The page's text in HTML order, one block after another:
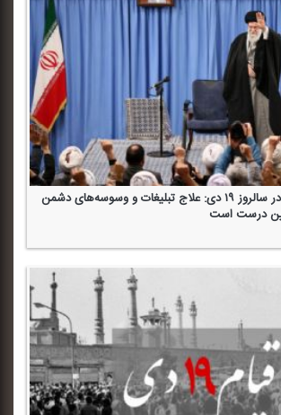
مقام معظم رهبری در سالروز ۱۹ دی: علاج تبلیغات و وسوسه‌های دشمن
درست است